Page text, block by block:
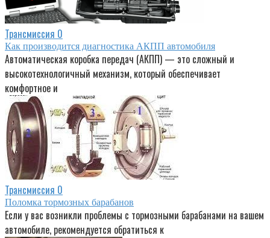
Трансмиссия 0
Как производится диагностика АКПП автомобиля
Автоматическая коробка передач (АКПП) — это сложный и
высокотехнологичный механизм, который обеспечивает
комфортное и
Трансмиссия 0
Поломка тормозных барабанов
Если у вас возникли проблемы с тормозными барабанами на вашем
автомобиле, рекомендуется обратиться к